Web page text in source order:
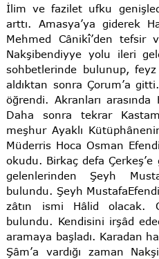
İlim ve fazilet ufku
arttı. Amasya’ya giderek
Mehmed Cânikî’den
Nakşibendiyye yolu ileri
sohbetlerinde bulunup,
aldıktan sonra Çorum’a
öğrendi. Akranları arasında
Daha sonra tekrar
meşhur Ayaklı
Müderris Hoca Osman
okudu. Birkaç defa
gelenlerinden Şeyh
bulundu. Şeyh
zâtın ismi Hâlid olacak.
bulundu. Kendisini irşâd
aramaya başladı. Karadan
Şâm’a vardığı zaman